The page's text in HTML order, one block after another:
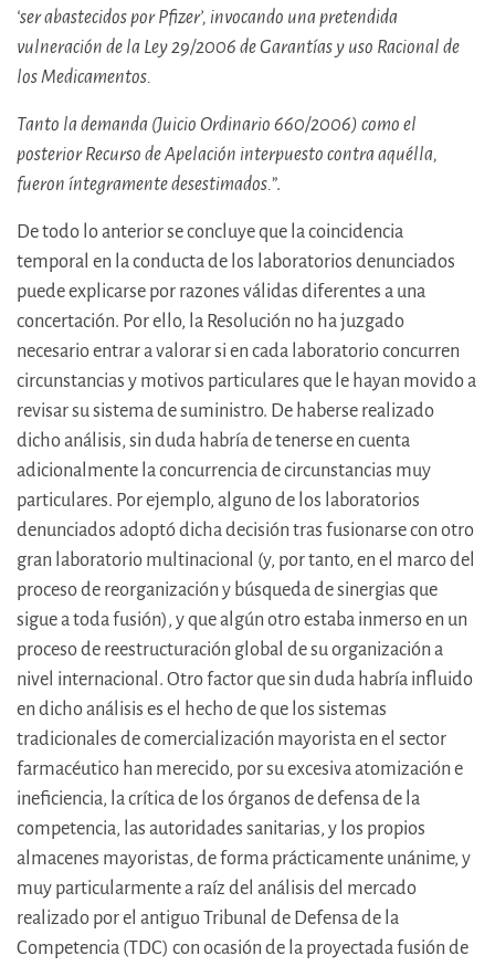
‘ser abastecidos por Pfizer’, invocando una pretendida
vulneración de la Ley 29/2006 de Garantías y uso Racional de
los Medicamentos.
Tanto la demanda (Juicio Ordinario 660/2006) como el
posterior Recurso de Apelación interpuesto contra aquélla,
fueron íntegramente desestimados.”.
De todo lo anterior se concluye que la coincidencia
temporal en la conducta de los laboratorios denunciados
puede explicarse por razones válidas diferentes a una
concertación. Por ello, la Resolución no ha juzgado
necesario entrar a valorar si en cada laboratorio concurren
circunstancias y motivos particulares que le hayan movido a
revisar su sistema de suministro. De haberse realizado
dicho análisis, sin duda habría de tenerse en cuenta
adicionalmente la concurrencia de circunstancias muy
particulares. Por ejemplo, alguno de los laboratorios
denunciados adoptó dicha decisión tras fusionarse con otro
gran laboratorio multinacional (y, por tanto, en el marco del
proceso de reorganización y búsqueda de sinergias que
sigue a toda fusión), y que algún otro estaba inmerso en un
proceso de reestructuración global de su organización a
nivel internacional. Otro factor que sin duda habría influido
en dicho análisis es el hecho de que los sistemas
tradicionales de comercialización mayorista en el sector
farmacéutico han merecido, por su excesiva atomización e
ineficiencia, la crítica de los órganos de defensa de la
competencia, las autoridades sanitarias, y los propios
almacenes mayoristas, de forma prácticamente unánime, y
muy particularmente a raíz del análisis del mercado
realizado por el antiguo Tribunal de Defensa de la
Competencia (TDC) con ocasión de la proyectada fusión de